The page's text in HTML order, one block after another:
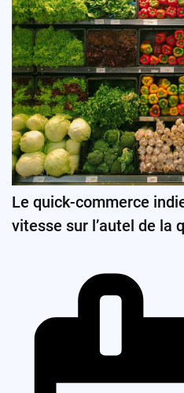
Le quick-commerce
vitesse sur l’autel de la